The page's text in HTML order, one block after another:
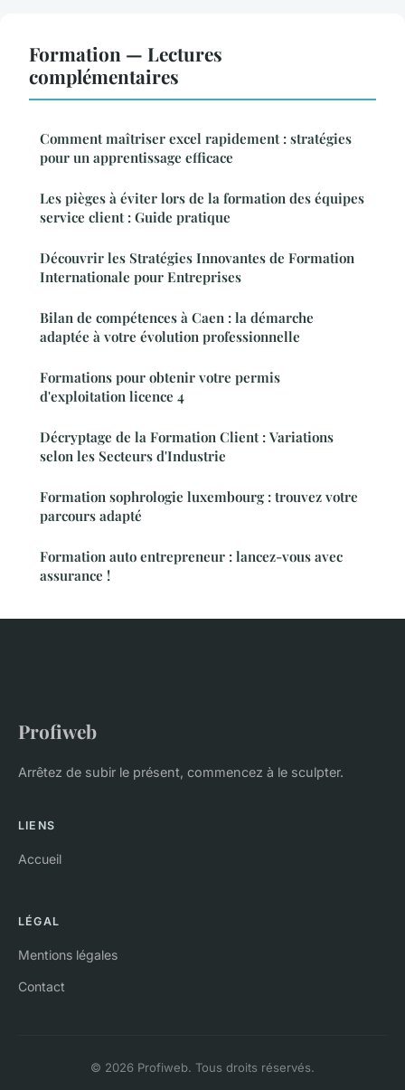
Formation — Lectures
complémentaires
Comment maîtriser excel rapidement : stratégies
pour un apprentissage efficace
Les pièges à éviter lors de la formation des équipes
service client : Guide pratique
Découvrir les Stratégies Innovantes de Formation
Internationale pour Entreprises
Bilan de compétences à Caen : la démarche
adaptée à votre évolution professionnelle
Formations pour obtenir votre permis
d'exploitation licence 4
Décryptage de la Formation Client : Variations
selon les Secteurs d'Industrie
Formation sophrologie luxembourg : trouvez votre
parcours adapté
Formation auto entrepreneur : lancez-vous avec
assurance !
Profiweb
Arrêtez de subir le présent, commencez à le sculpter.
LIENS
Accueil
LÉGAL
Mentions légales
Contact
© 2026 Profiweb. Tous droits réservés.